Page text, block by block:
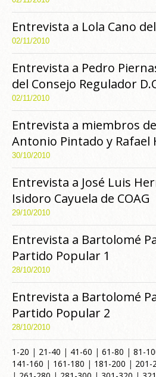
Entrevista a Lola Cano del
02/11/2010
Entrevista a Pedro
del Consejo Regulador
02/11/2010
Entrevista a miembros
Antonio Pintado y Rafael
30/10/2010
Entrevista a José Luis
Isidoro Cayuela de COAG
29/10/2010
Entrevista a Bartolomé
Partido Popular 1
28/10/2010
Entrevista a Bartolomé
Partido Popular 2
28/10/2010
1-20 | 21-40 | 41-60 | 61-80 | 81-
141-160 | 161-180 | 181-200 | 201-